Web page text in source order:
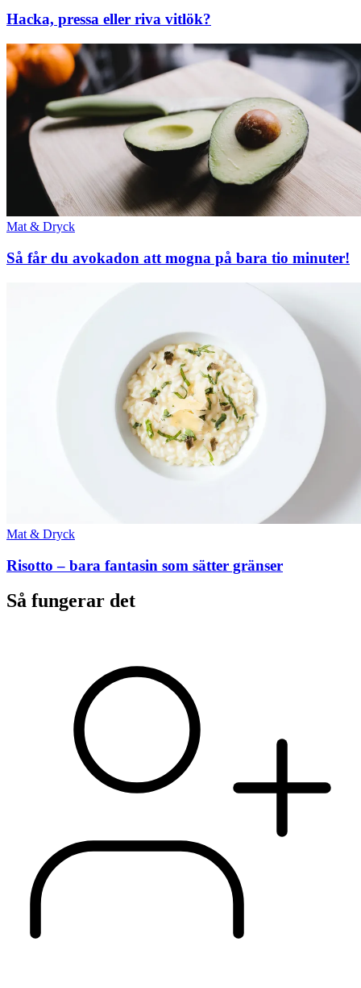
Hacka, pressa eller riva vitlök?
Mat & Dryck
Så får du avokadon att mogna på bara tio minuter!
Mat & Dryck
Risotto – bara fantasin som sätter gränser
Så fungerar det